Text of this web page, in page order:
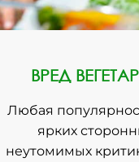
ВРЕД
Любая
ярких
неутомимых